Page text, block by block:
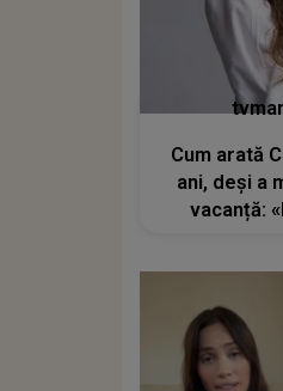
Cum arată
ani, deși a
vacanță: